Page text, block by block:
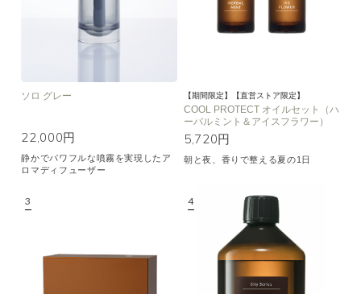
ソロ グレー
22,000円
静かでパワフルな噴霧を実現したア
ロマディフューザー
【期間限定】【直営ストア限定】
COOL PROTECT オイルセット（ハ
ーバルミント＆アイスフラワー）
5,720円
朝と夜、香りで整える夏の1日